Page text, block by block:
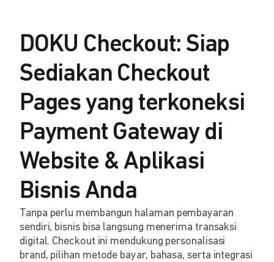
DOKU Checkout: Siap
Sediakan Checkout
Pages yang terkoneksi
Payment Gateway di
Website & Aplikasi
Bisnis Anda
Tanpa perlu membangun halaman pembayaran
sendiri, bisnis bisa langsung menerima transaksi
digital. Checkout ini mendukung personalisasi
brand, pilihan metode bayar, bahasa, serta integrasi